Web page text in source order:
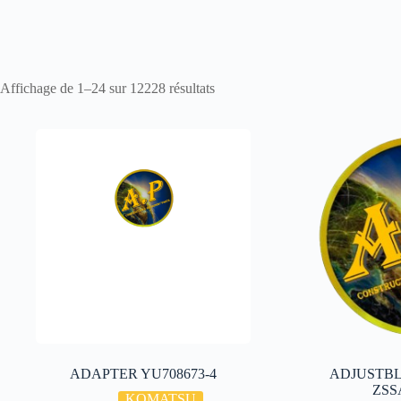
Affichage de 1–24 sur 12228 résultats
ADAPTER YU708673-4